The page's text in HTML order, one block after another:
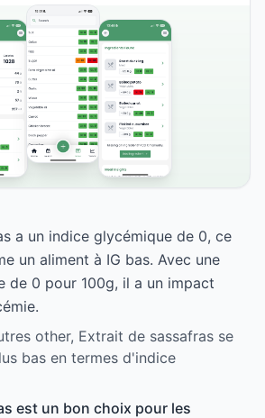
a un indice glycémique de 0, ce
un aliment à IG bas. Avec une
de 0 pour 100g, il a un impact
other, Extrait de sassafras se
bas en termes d'indice
est un bon choix pour les